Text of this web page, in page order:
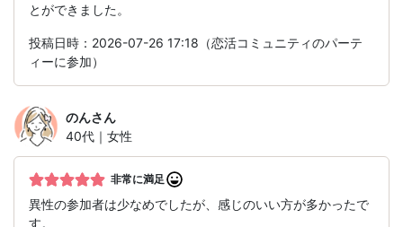
とができました。
投稿日時：2026-07-26 17:18（恋活コミュニティのパーテ
ィーに参加）
のんさん
40代｜女性
非常に満足
異性の参加者は少なめでしたが、感じのいい方が多かったで
す。